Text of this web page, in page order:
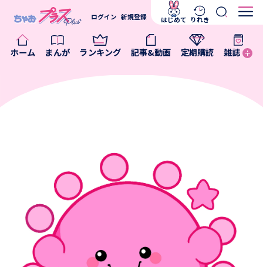
ホーム まんが ランキング 記事&動画 定期購読 雑誌
ログイン 新規登録 はじめて りれき